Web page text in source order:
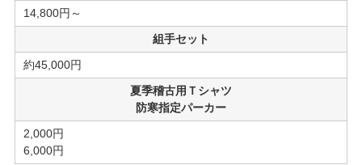
14,800円～
組手セット
約45,000円
夏季稽古用Ｔシャツ
防寒指定パーカー
2,000円
6,000円